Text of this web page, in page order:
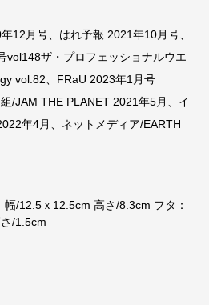
12月号、はれ予報 2021年10月号、
vol148ザ・プロフェッショナルウエ
vol.82、FRaU 2023年1月号
/JAM THE PLANET 2021年5月、イ
年4月、ネットメディア/EARTH
幅/12.5ｘ12.5cm 高さ/8.3cm フタ：
/1.5cm